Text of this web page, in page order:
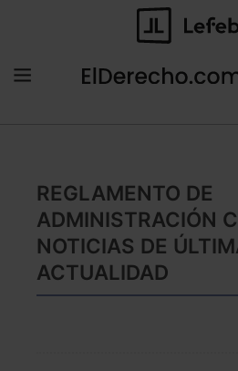
REGLAMENTO DE
ADMINISTRACIÓN
NOTICIAS DE
ACTUALIDAD